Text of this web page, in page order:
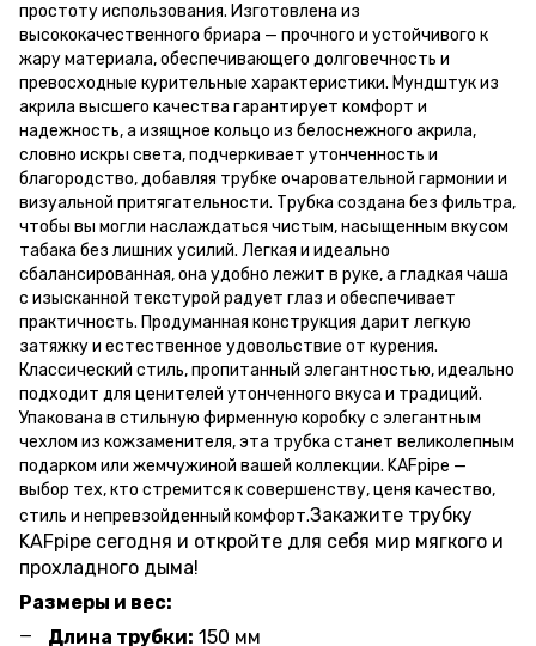
простоту использования. Изготовлена из
высококачественного бриара — прочного и устойчивого к
жару материала, обеспечивающего долговечность и
превосходные курительные характеристики. Мундштук из
акрила высшего качества гарантирует комфорт и
надежность, а изящное кольцо из белоснежного акрила,
словно искры света, подчеркивает утонченность и
благородство, добавляя трубке очаровательной гармонии и
визуальной притягательности. Трубка создана без фильтра,
чтобы вы могли наслаждаться чистым, насыщенным вкусом
табака без лишних усилий. Легкая и идеально
сбалансированная, она удобно лежит в руке, а гладкая чаша
с изысканной текстурой радует глаз и обеспечивает
практичность. Продуманная конструкция дарит легкую
затяжку и естественное удовольствие от курения.
Классический стиль, пропитанный элегантностью, идеально
подходит для ценителей утонченного вкуса и традиций.
Упакована в стильную фирменную коробку с элегантным
чехлом из кожзаменителя, эта трубка станет великолепным
подарком или жемчужиной вашей коллекции. KAFpipe —
выбор тех, кто стремится к совершенству, ценя качество,
стиль и непревзойденный комфорт.Закажите трубку
KAFpipe сегодня и откройте для себя мир мягкого и
прохладного дыма!
Размеры и вес:
Длина трубки: 150 мм